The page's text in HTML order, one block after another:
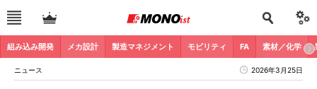
組み込み開発 メカ設計 製造マネジメント モビリティ FA 素材／化学
ニュース 2026年3月25日